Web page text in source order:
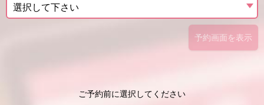
選択して下さい
予約画面を表示
ご予約前に選択してください